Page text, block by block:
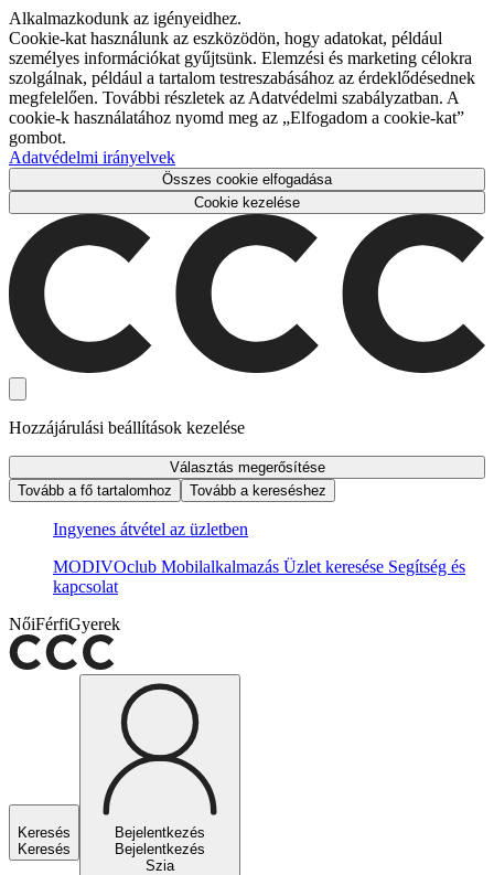
Alkalmazkodunk az igényeidhez.
Cookie-kat használunk az eszközödön, hogy adatokat, például
személyes információkat gyűjtsünk. Elemzési és marketing célokra
szolgálnak, például a tartalom testreszabásához az érdeklődésednek
megfelelően. További részletek az Adatvédelmi szabályzatban. A
cookie-k használatához nyomd meg az „Elfogadom a cookie-kat”
gombot.
Adatvédelmi irányelvek
Összes cookie elfogadása
Cookie kezelése
Hozzájárulási beállítások kezelése
Választás megerősítése
Tovább a fő tartalomhoz
Tovább a kereséshez
Ingyenes átvétel az üzletben
MODIVOclub Mobilalkalmazás Üzlet keresése Segítség és
kapcsolat
NőiFérfiGyerek
Keresés
Keresés
Bejelentkezés
Bejelentkezés
Szia